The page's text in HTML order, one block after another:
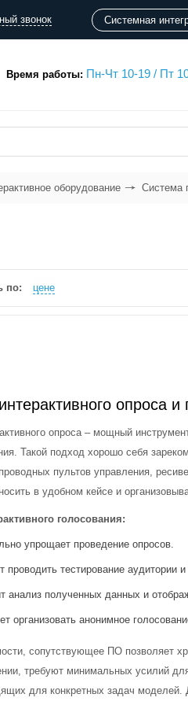
звонок Системная
Время работы: Пн-Чт 10-19 / Пт
оборудование Система
по: цене
опроса и
опроса – мощный
Такой подход хорошо себя
пультов управления,
в удобном кейсе и
голосования:
упрощает проведение опросов.
проводить тестирование аудитории
анализ полученных данных и
организовать анонимное
сопутствующее ПО позволяет
требуют минимальных усилий
для конкретных задач